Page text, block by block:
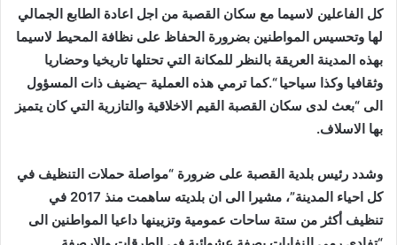
كل الفاعلين لاسيما مع سكان القصبة من اجل اعادة الطابع الجمالي
لها وتحسيس المواطنين بضرورة الحفاظ على نظافة المحيط لاسيما
بهذه المدينة العريقة بالنظر للمكانة التي تحتلها تاريخيا وحضاريا
وثقافيا وكذا سياحيا “.كما ترمي هذه العملية –يضيف ذات المسؤول
الى “بعث لدى سكان القصبة القيم الاخلاقية والتازرية التي كان يتميز
بها الاسلاف.
وشدد رئيس بلدية القصبة على ضرورة “مواصلة حملات التنظيف في
كل احياء المدينة”، مشيرا الى ان بلديته ساهمت منذ 2017 في
تنظيف أكثر من ستة ساحات عمومية وتزيينها داعيا المواطنين الى